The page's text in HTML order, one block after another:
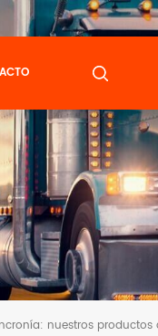
nuestros